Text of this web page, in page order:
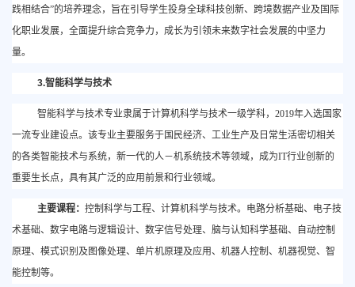
践相结合”的培养理念，旨在引导学生投身全球科技创新、跨境数据产业及国际
化职业发展，全面提升综合竞争力，成长为引领未来数字社会发展的中坚力
量。
3.智能科学与技术
智能科学与技术专业隶属于计算机科学与技术一级学科， 2019年入选国家
一流专业建设点。 该专业主要服务于国民经济、工业生产及日常生活密切相关
的各类智能技术与系统，新一代的人－机系统技术等领域，成为IT行业创新的
重要生长点，具有其广泛的应用前景和行业领域。
主要课程： 控制科学与工程、计算机科学与技术。电路分析基础、电子技
术基础、数字电路与逻辑设计、数字信号处理、脑与认知科学基础、自动控制
原理、模式识别及图像处理、单片机原理及应用、机器人控制、机器视觉、智
能控制等。